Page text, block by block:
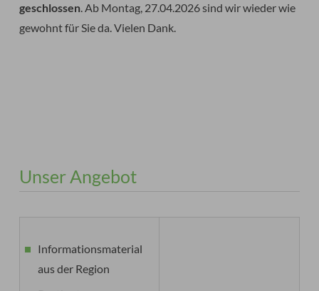
geschlossen. Ab Montag, 27.04.2026 sind wir wieder wie
gewohnt für Sie da. Vielen Dank.
Unser Angebot
Informationsmaterial
aus der Region